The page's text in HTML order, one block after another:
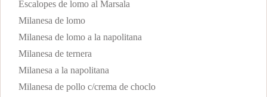
Escalopes de lomo al Marsala
Milanesa de lomo
Milanesa de lomo a la napolitana
Milanesa de ternera
Milanesa a la napolitana
Milanesa de pollo c/crema de choclo